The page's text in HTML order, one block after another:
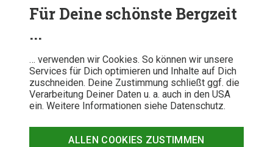
Für Deine schönste Bergzeit
...
… verwenden wir Cookies. So können wir unsere
Services für Dich optimieren und Inhalte auf Dich
zuschneiden. Deine Zustimmung schließt ggf. die
Verarbeitung Deiner Daten u. a. auch in den USA
ein. Weitere Informationen siehe Datenschutz.
ALLEN COOKIES ZUSTIMMEN